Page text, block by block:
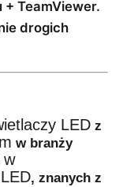
TeamViewer.
drogich
LED z
w branży
w
, znanych z